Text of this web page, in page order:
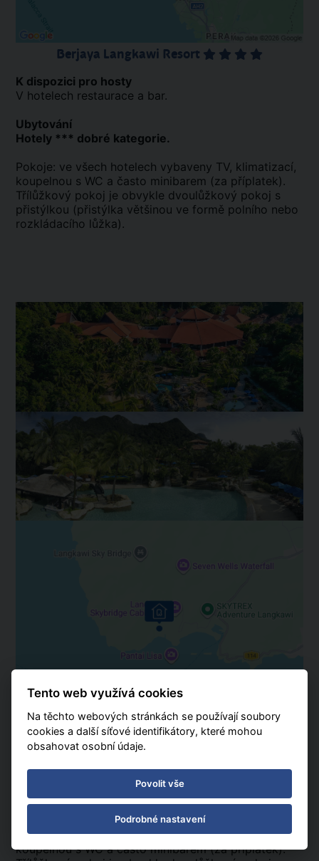
Berjaya Langkawi Resort
K dispozici pro hosty
V hotelech restaurace a bar.
Ubytování
Hotely *** dobré kategorie.
Pokoje: ve všech hotelech vybaveny TV, klimatizací,
koupelnou s WC a často minibarem (za příplatek).
Třílůžkový pokoj je obvykle dvoulůžkový pokoj s
přistýlkou (přistýlka většinou ve formě polního nebo
rozkládacího lůžka).
Holiday Villa Beach Resort & Spa
K dispozici pro hosty
Hotely *** dobré kategorie.
Pokoje: ve všech hotelech vybaveny TV, klimatizací,
koupelnou s WC a často minibarem (za příplatek).
Tento web využívá cookies
Na těchto webových stránkách se používají soubory
cookies a další síťové identifikátory, které mohou
obsahovat osobní údaje.
Povolit vše
Podrobné nastavení